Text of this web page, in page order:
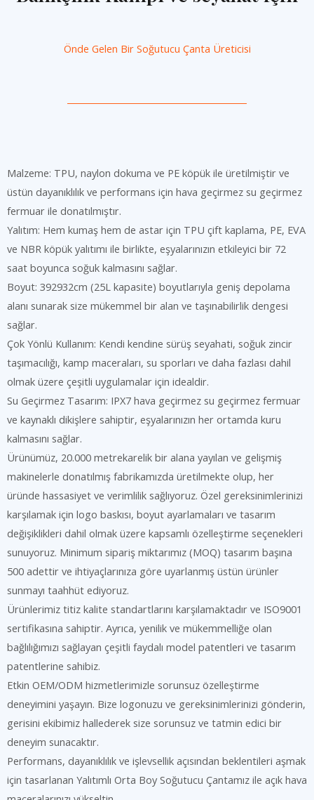
Önde Gelen Bir Soğutucu Çanta Üreticisi
Malzeme: TPU, naylon dokuma ve PE köpük ile üretilmiştir ve
üstün dayanıklılık ve performans için hava geçirmez su geçirmez
fermuar ile donatılmıştır.
Yalıtım: Hem kumaş hem de astar için TPU çift kaplama, PE, EVA
ve NBR köpük yalıtımı ile birlikte, eşyalarınızın etkileyici bir 72
saat boyunca soğuk kalmasını sağlar.
Boyut: 392932cm (25L kapasite) boyutlarıyla geniş depolama
alanı sunarak size mükemmel bir alan ve taşınabilirlik dengesi
sağlar.
Çok Yönlü Kullanım: Kendi kendine sürüş seyahati, soğuk zincir
taşımacılığı, kamp maceraları, su sporları ve daha fazlası dahil
olmak üzere çeşitli uygulamalar için idealdir.
Su Geçirmez Tasarım: IPX7 hava geçirmez su geçirmez fermuar
ve kaynaklı dikişlere sahiptir, eşyalarınızın her ortamda kuru
kalmasını sağlar.
Ürünümüz, 20.000 metrekarelik bir alana yayılan ve gelişmiş
makinelerle donatılmış fabrikamızda üretilmekte olup, her
üründe hassasiyet ve verimlilik sağlıyoruz. Özel gereksinimlerinizi
karşılamak için logo baskısı, boyut ayarlamaları ve tasarım
değişiklikleri dahil olmak üzere kapsamlı özelleştirme seçenekleri
sunuyoruz. Minimum sipariş miktarımız (MOQ) tasarım başına
500 adettir ve ihtiyaçlarınıza göre uyarlanmış üstün ürünler
sunmayı taahhüt ediyoruz.
Ürünlerimiz titiz kalite standartlarını karşılamaktadır ve ISO9001
sertifikasına sahiptir. Ayrıca, yenilik ve mükemmelliğe olan
bağlılığımızı sağlayan çeşitli faydalı model patentleri ve tasarım
patentlerine sahibiz.
Etkin OEM/ODM hizmetlerimizle sorunsuz özelleştirme
deneyimini yaşayın. Bize logonuzu ve gereksinimlerinizi gönderin,
gerisini ekibimiz hallederek size sorunsuz ve tatmin edici bir
deneyim sunacaktır.
Performans, dayanıklılık ve işlevsellik açısından beklentileri aşmak
için tasarlanan Yalıtımlı Orta Boy Soğutucu Çantamız ile açık hava